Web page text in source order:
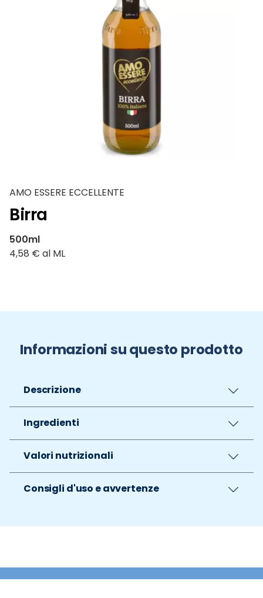
AMO ESSERE ECCELLENTE
Birra
500ml
4,58 € al ML
Informazioni su questo prodotto
Descrizione
Ingredienti
Valori nutrizionali
Consigli d'uso e avvertenze